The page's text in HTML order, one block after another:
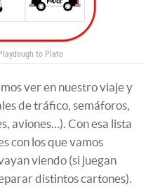
to Plato
ver en nuestro viaje y
de tráfico, semáforos,
aviones…). Con esa lista
con los que vamos
viendo (si juegan
distintos cartones).